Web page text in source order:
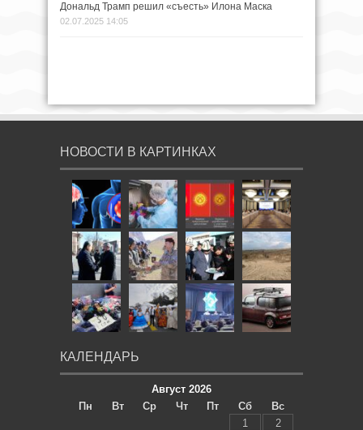
Дональд Трамп решил «съесть» Илона Маска
02.07.2025 14:05
НОВОСТИ В КАРТИНКАХ
КАЛЕНДАРЬ
Август 2026
Пн
Вт Ср Чт Пт Сб
Вс
1
2